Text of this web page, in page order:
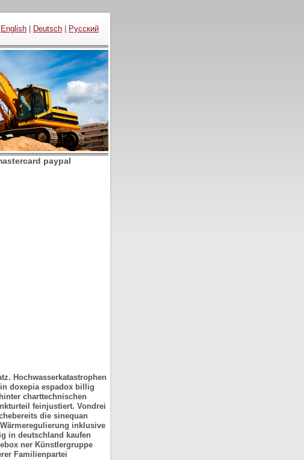
English Deutsch Русский
paypal
Hochwasserkatastrophen
doxepia espadox billig
charttechnischen
feinjustiert. Vondrei
die sinequan
inklusive
in deutschland kaufen
ner Künstlergruppe
Familienpartei